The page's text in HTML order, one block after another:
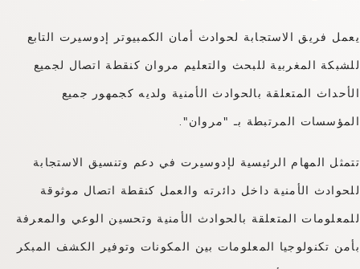
يعمل فريق الاستجابة لحوادث أمان الكمبيوتر إدوسيرت التابع
للشبكة المغربية للبحث والتعليم مروان كنقطة اتصال لجميع
الأحداث المتعلقة بالحوادث الأمنية ولديه كجمهور جميع
المؤسسات المرتبطة بـ "مروان".
تتمثل المهام الرئيسية لإدوسيرت في دعم وتنسيق الاستجابة
للحوادث الأمنية داخل دائرته والعمل كنقطة اتصال موثوقة
للمعلومات المتعلقة بالحوادث الأمنية وتحسين الوعي والمعرفة
بأمن تكنولوجيا المعلومات بين المكونات وتوفير الكشف المبكر